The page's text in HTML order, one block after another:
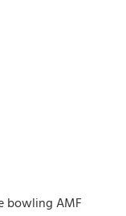
bowling AMF